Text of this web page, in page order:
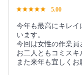
5.00
今年も最高にキレ
います。
今回は女性の作業員
お二人ともコミスキ
また来年も宜しくお